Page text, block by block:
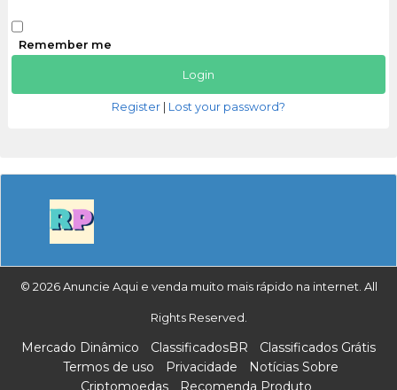
Remember me
Register Lost your password?
© 2026 Anuncie Aqui e venda muito mais rápido na internet. All
Rights Reserved.
Mercado Dinâmico ClassificadosBR
Classificados Grátis
Termos de uso
Privacidade
Notícias Sobre
Criptomoedas
Recomenda Produto